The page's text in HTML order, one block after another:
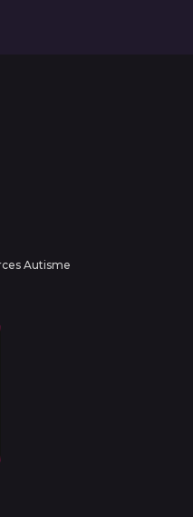
Autisme